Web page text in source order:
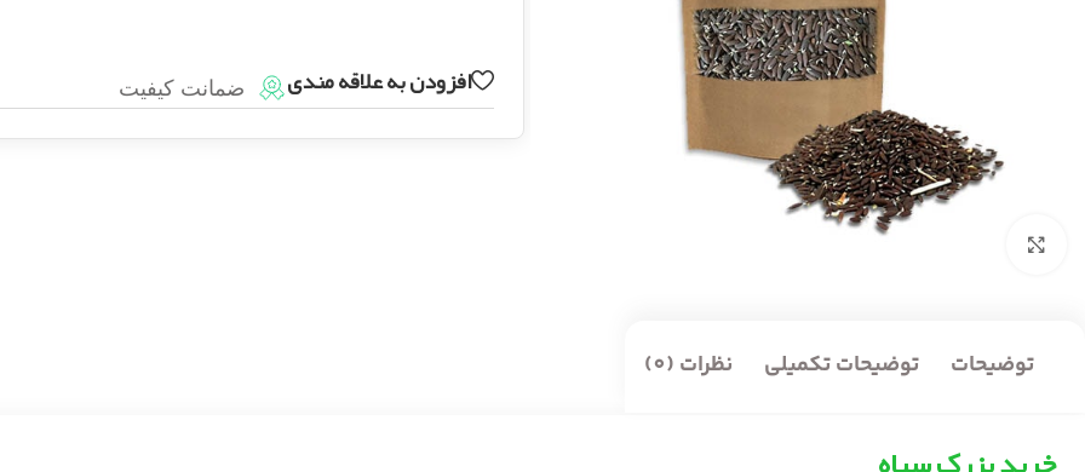
بزرگنمایی تصویر
افزودن به علاقه مندی ضمانت کیفیت
توضیحات توضیحات تکمیلی نظرات (0)